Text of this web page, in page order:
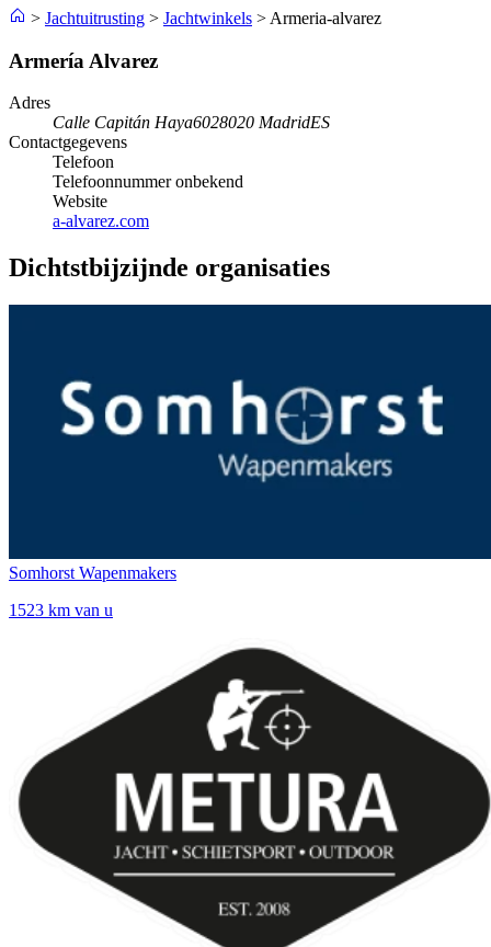
> Jachtuitrusting > Jachtwinkels > Armeria-alvarez
Armería Alvarez
Adres
Calle Capitán Haya6028020 MadridES
Contactgegevens
Telefoon
Telefoonnummer onbekend
Website
a-alvarez.com
Dichtstbijzijnde organisaties
Somhorst Wapenmakers
1523 km van u